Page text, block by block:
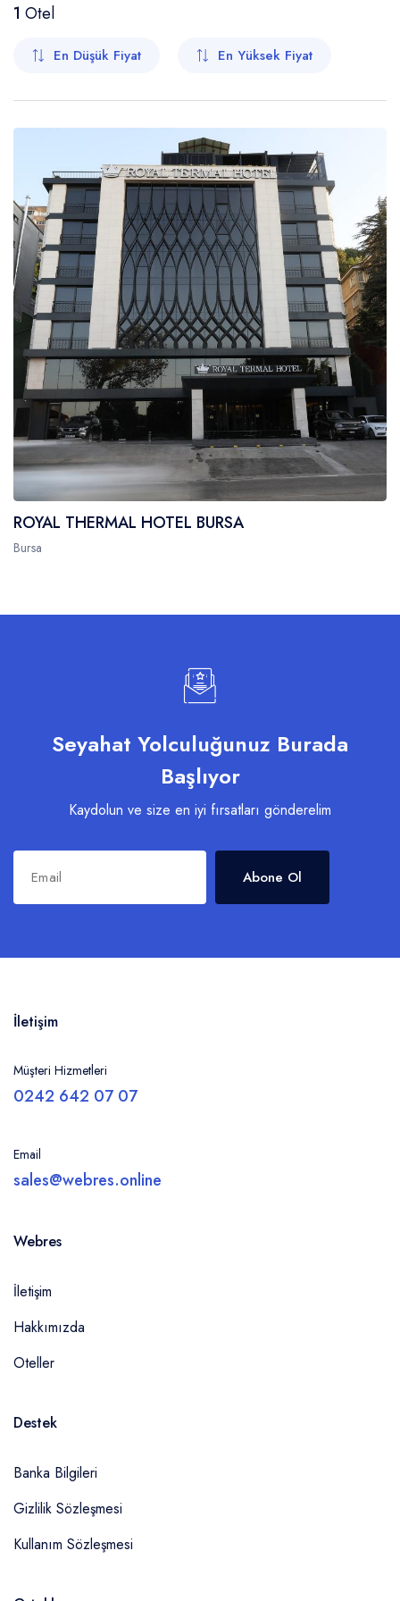
1 Otel
En Düşük Fiyat En Yüksek Fiyat
ROYAL THERMAL HOTEL BURSA
Bursa
Seyahat Yolculuğunuz Burada
Başlıyor
Kaydolun ve size en iyi fırsatları gönderelim
Abone Ol
İletişim
Müşteri Hizmetleri
0242 642 07 07
Email
sales@webres.online
Webres
İletişim
Hakkımızda
Oteller
Destek
Banka Bilgileri
Gizlilik Sözleşmesi
Kullanım Sözleşmesi